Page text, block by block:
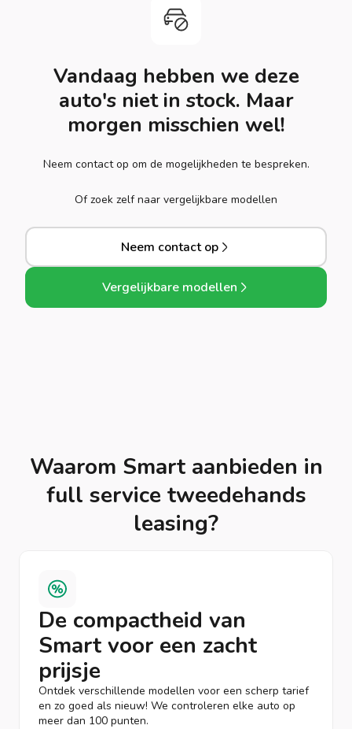
Vandaag hebben we deze
auto's niet in stock. Maar
morgen misschien wel!
Neem contact op om de mogelijkheden te bespreken.
Of zoek zelf naar vergelijkbare modellen
Neem contact op
Vergelijkbare modellen
Waarom Smart aanbieden in
full service tweedehands
leasing?
De compactheid van
Smart voor een zacht
prijsje
Ontdek verschillende modellen voor een scherp tarief
en zo goed als nieuw! We controleren elke auto op
meer dan 100 punten.